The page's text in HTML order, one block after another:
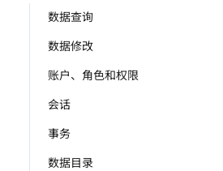
数据查询
数据修改
账户、角色和权限
会话
事务
数据目录